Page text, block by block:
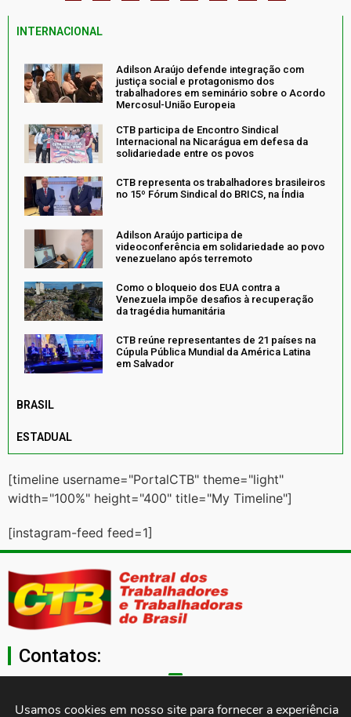
INTERNACIONAL
Adilson Araújo defende integração com
justiça social e protagonismo dos
trabalhadores em seminário sobre o Acordo
Mercosul-União Europeia
CTB participa de Encontro Sindical
Internacional na Nicarágua em defesa da
solidariedade entre os povos
CTB representa os trabalhadores brasileiros
no 15º Fórum Sindical do BRICS, na Índia
Adilson Araújo participa de
videoconferência em solidariedade ao povo
venezuelano após terremoto
Como o bloqueio dos EUA contra a
Venezuela impõe desafios à recuperação
da tragédia humanitária
CTB reúne representantes de 21 países na
Cúpula Pública Mundial da América Latina
em Salvador
BRASIL
ESTADUAL
[timeline username="PortalCTB" theme="light"
width="100%" height="400" title="My Timeline"]
[instagram-feed feed=1]
Contatos:
Usamos cookies em nosso site para fornecer a experiência